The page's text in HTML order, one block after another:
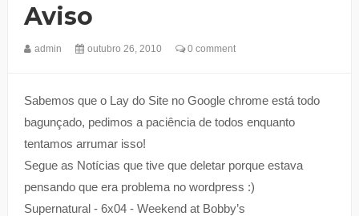
Aviso
admin outubro 26, 2010 0 comment
Sabemos que o Lay do Site no Google chrome está todo
bagunçado, pedimos a paciência de todos enquanto
tentamos arrumar isso!
Segue as Notícias que tive que deletar porque estava
pensando que era problema no wordpress :)
Supernatural - 6x04 - Weekend at Bobby’s